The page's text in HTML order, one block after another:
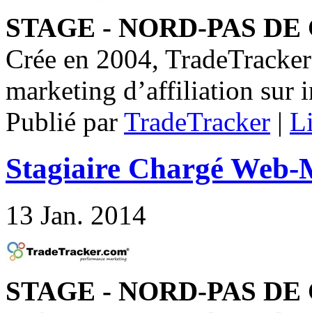
STAGE - NORD-PAS
Crée en 2004,
marketing d’affiliation sur
Publié par TradeTracker |
Stagiaire Chargé
13 Jan. 2014
STAGE - NORD-PAS